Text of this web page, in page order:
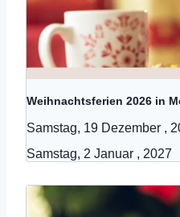
Weihnachtsferien 2026 in
Samstag, 19 Dezember ,
Samstag, 2 Januar , 2027